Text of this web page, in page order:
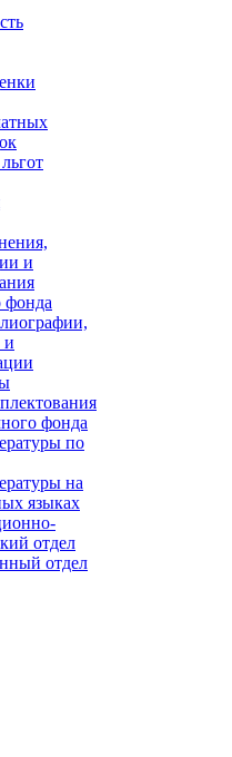
и
фонда
и
фонда
по
на
языках
отдел
отдел